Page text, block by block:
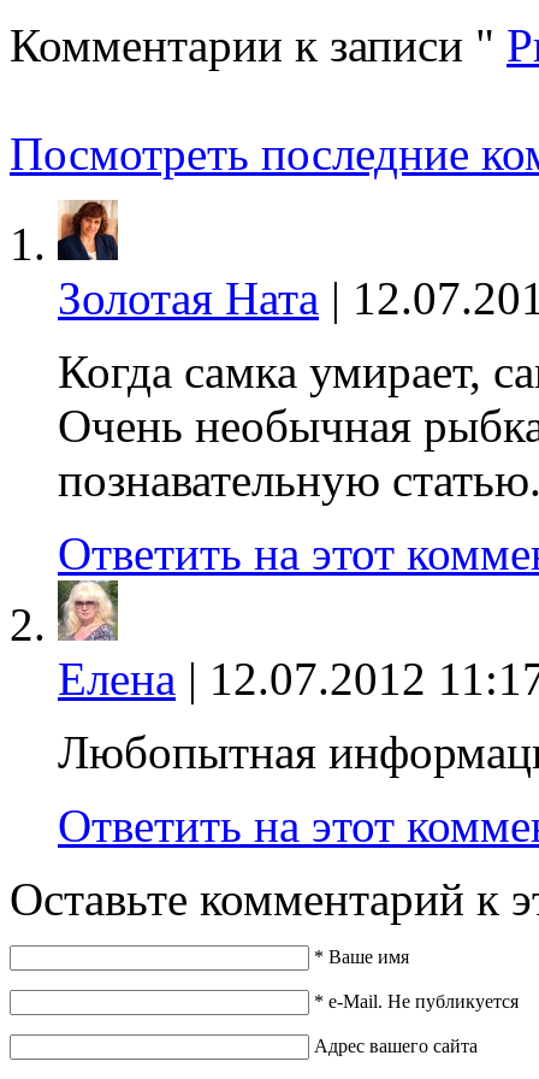
Комментарии к записи "
Посмотреть последние
Золотая Ната |
Когда самка умирает,
Очень необычная
познавательную
Ответить на этот
Елена | 12.07.2012
Любопытная
Ответить на этот
Оставьте комментарий к
* Ваше имя
* e-Mail. Не публикуется
Адрес вашего сайта